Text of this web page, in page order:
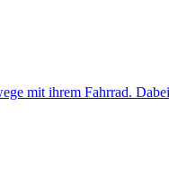
mit ihrem Fahrrad.